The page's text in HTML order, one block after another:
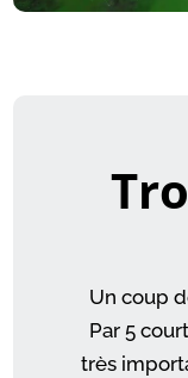
Un coup
Par 5
très